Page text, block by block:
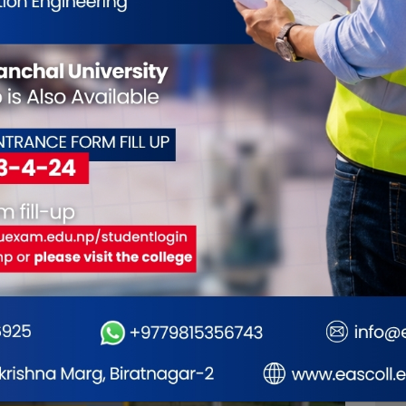
एक्स्पोको तयारी
४० नयाँ मोडल
हुँदै
समावेशीता नारामा मात्र नभई
राज्यका नीति र स्रोतमा देखिनुपर्छ
: उपराष्ट्रपति यादव